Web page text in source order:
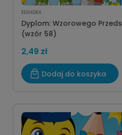
EDUIDEA
Dyplom: Wzorowego
(wzór 58)
2,49 zł
Dodaj do koszyka